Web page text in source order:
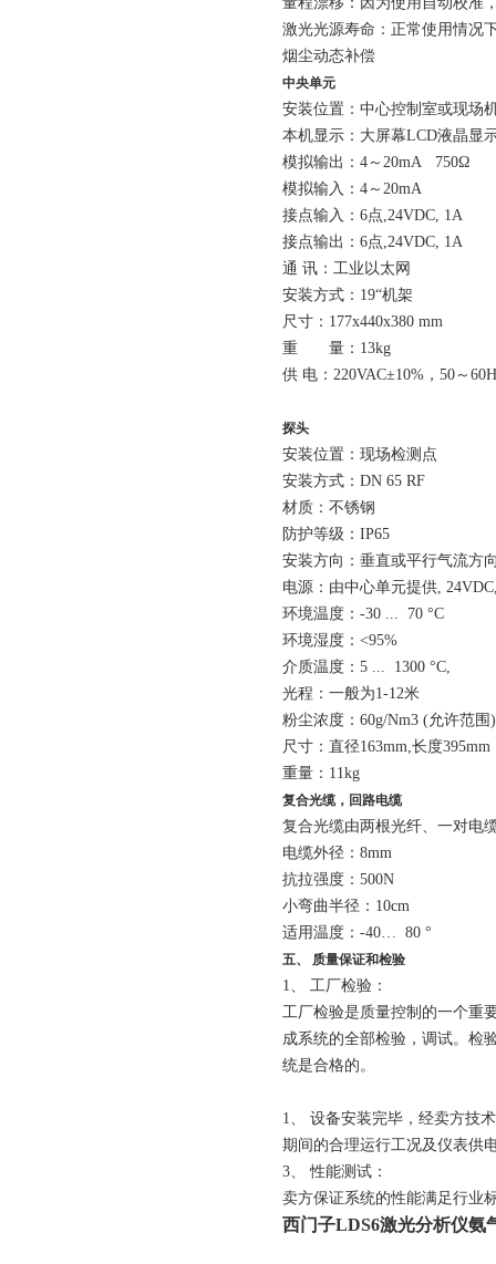
激光光源寿命：正常使用情况
烟尘动态补偿
中央单元
安装位置：中心控制室或现场
本机显示：大屏幕LCD液晶显
模拟输出： 4 ～ 20mA 750Ω
模拟输入： 4 ～ 20mA
接点输入： 6点,24VDC, 1A
接点输出： 6点,24VDC, 1A
通 讯：工业以太网
安装方式： 19“机架
尺寸： 177x440x380 mm
重 量： 13kg
供 电： 220VAC±10% ， 50 ～
探头
安装位置：现场检测点
安装方式： DN 65 RF
材质：不锈钢
防护等级： IP65
安装方向：垂直或平行气流方
电源：由中心单元提供,
环境温度： -30 ... 70 °C
环境湿度： <95%
介质温度： 5 ... 1300 °C,
光程：一般为1-12米
粉尘浓度： 60g/Nm3 (允许范围 )
尺寸：直径163mm,长度395mm
重量： 11kg
复合光缆，回路电缆
复合光缆由两根光纤、一对电
电缆外径： 8mm
抗拉强度： 500N
小弯曲半径： 10cm
适用温度： -40… 80 °
五、 质量保证和检验
1、 工厂检验：
工厂检验是质量控制的一个重
成系统的全部检验，调试。检
统是合格的。
1、 设备安装完毕，经卖方技
期间的合理运行工况及仪表供
3、
性能测试：
卖方保证系统的性能满足行业
西门子LDS6激光分析仪氨